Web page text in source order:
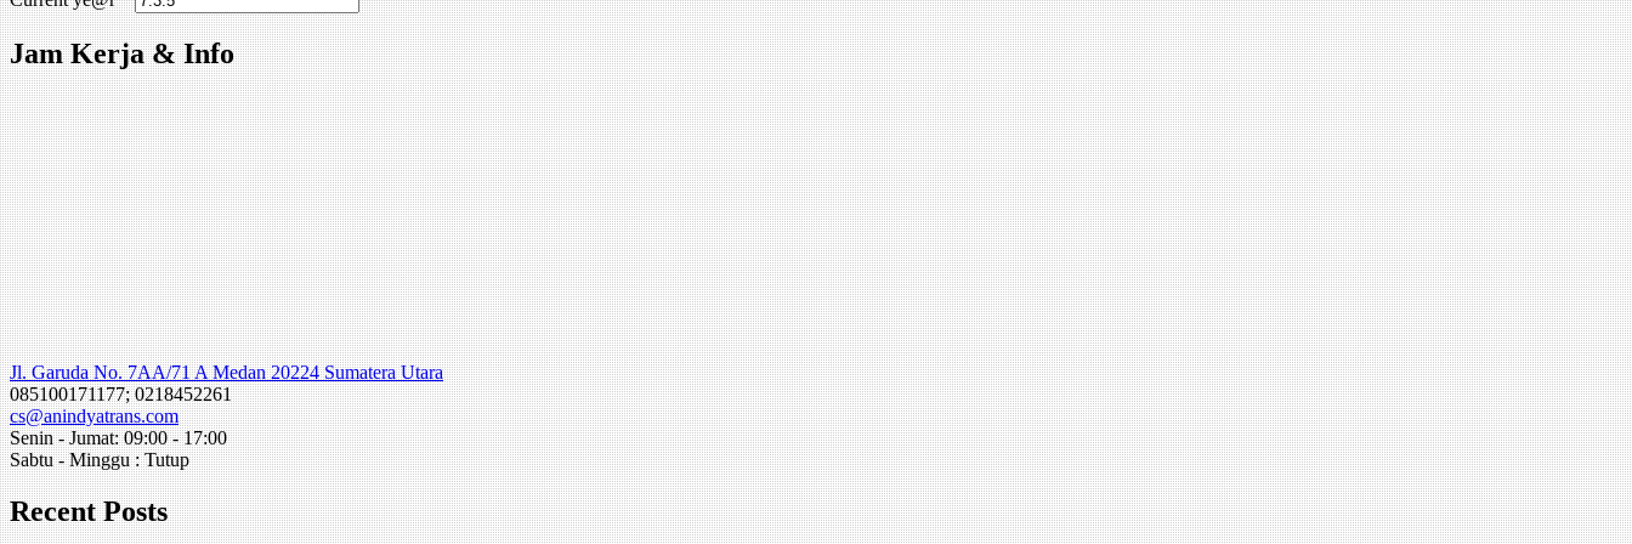
Jam Kerja & Info
Jl. Garuda No. 7AA/71 A Medan 20224 Sumatera Utara
085100171177; 0218452261
cs@anindyatrans.com
Senin - Jumat: 09:00 - 17:00
Sabtu - Minggu : Tutup
Recent Posts